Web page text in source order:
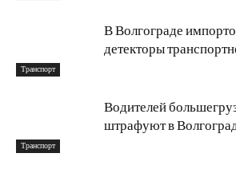
Транспорт
В Волгограде
детекторы
Транспорт
Водителей
штрафуют в